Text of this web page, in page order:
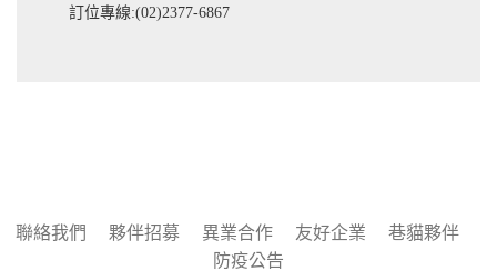
訂位專線:(02)2377-6867
聯絡我們 夥伴招募 異業合作 友好企業
巷貓夥伴
防疫公告